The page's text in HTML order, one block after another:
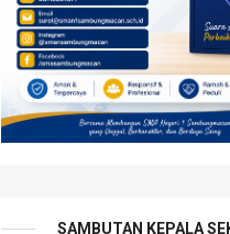
SAMBUTAN KEPALA